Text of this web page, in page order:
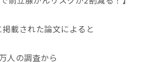
掲載された論文によると
人の調査から